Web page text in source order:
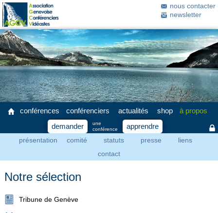
nous contacter
newsletter
conférences conférenciers actualités shop à propos
présentation comité statuts presse
liens
contact
demander
une
conférence
apprendre
Notre sélection
Tribune de Genève